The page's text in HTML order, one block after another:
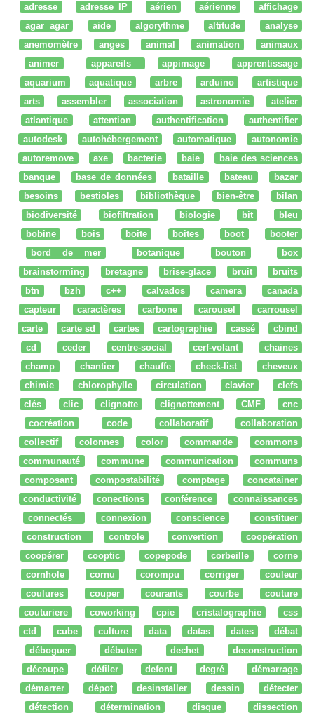
adresse
adresse IP aérien aérienne
affichage
agar agar
aide algorythme altitude
analyse
anemomètre
anges animal animation
animaux
animer
appareils appimage
apprentissage
aquarium
aquatique arbre arduino
artistique
arts
assembler association astronomie
atelier
atlantique
attention authentification
authentifier
autodesk
autohébergement automatique
autonomie
autoremove
axe bacterie baie
baie des sciences
banque
base de données bataille bateau
bazar
besoins
bestioles bibliothèque bien-être
bilan
biodiversité
biofiltration biologie bit
bleu
bobine
bois boite boites boot
booter
bord de mer
botanique bouton
box
brainstorming
bretagne brise-glace bruit
bruits
btn
bzh c++ calvados camera
canada
capteur
caractères carbone carousel
carrousel
carte
carte sd cartes cartographie cassé
cbind
cd
ceder centre-social cerf-volant
chaines
champ
chantier chauffe check-list
cheveux
chimie
chlorophylle circulation clavier
clefs
clés
clic clignotte clignottement CMF
cnc
cocréation
code collaboratif
collaboration
collectif
colonnes color commande
commons
communauté
commune communication
communs
composant
compostabilité comptage
concatainer
conductivité
conections conférence
connaissances
connectés
connexion conscience
constituer
construction
controle convertion
coopération
coopérer
cooptic copepode corbeille
corne
cornhole
cornu corompu corriger
couleur
coulures
couper courants courbe
couture
couturiere
coworking cpie cristalographie
css
ctd
cube culture data datas dates
débat
déboguer
débuter dechet
deconstruction
découpe
défiler defont degré
démarrage
démarrer
dépot desinstaller dessin
détecter
détection
détermination disque
dissection